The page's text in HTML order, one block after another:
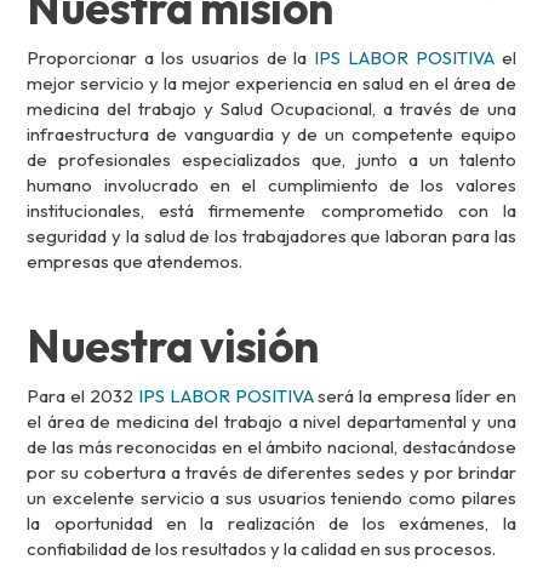
Proporcionar a los usuarios de la IPS LABOR POSITIVAel
mejor servicio y la mejor experiencia en salud en el área de
medicina del trabajo y Salud Ocupacional, a través de una
infraestructura de vanguardia y de un competente equipo
de profesionales especializados que, junto a un talento
humano involucrado en el cumplimiento de los valores
institucionales, está firmemente comprometido con la
seguridad y la salud de los trabajadores que laboran para las
empresas que atendemos.
Nuestra visión
Para el 2032 IPS LABOR POSITIVAserá la empresa líder en
el área de medicina del trabajo a nivel departamental y una
de las más reconocidas en el ámbito nacional, destacándose
por su cobertura a través de diferentes sedes y por brindar
un excelente servicio a sus usuarios teniendo como pilares
la oportunidad en la realización de los exámenes, la
confiabilidad de los resultados y la calidad en sus procesos.